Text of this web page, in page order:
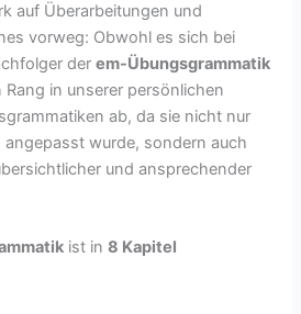
auf Überarbeitungen und
vorweg: Obwohl es sich bei
derem-Übungsgrammatik
in unserer persönlichen
ab, da sie nicht nur
wurde, sondern auch
und ansprechender
ist in8 Kapitel